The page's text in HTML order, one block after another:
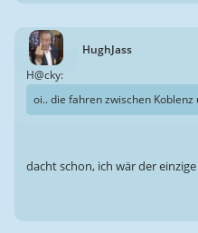
HughJass
H@cky:
oi.. die fahren zwischen
dacht schon, ich wär der